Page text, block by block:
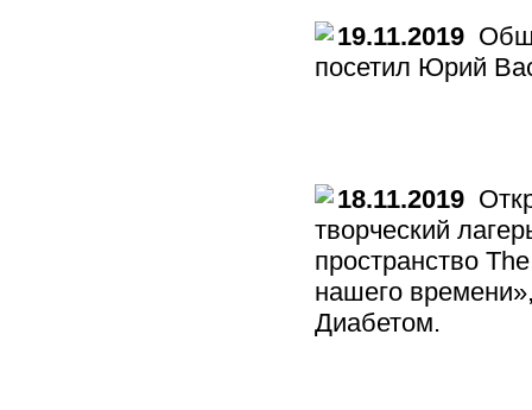
19.11.2019
посетил Юрий
18.11.2019
творческий
пространство
нашего
Диабетом.